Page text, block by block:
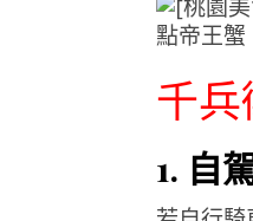
千
1. 自